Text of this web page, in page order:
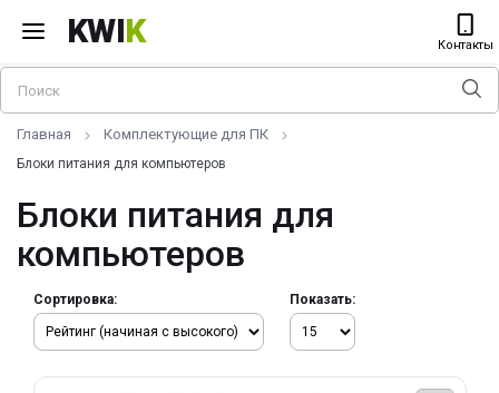
KWIK Контакты
Главная Комплектующие для ПК
Блоки питания для компьютеров
Блоки питания для
компьютеров
Сортировка: Показать: